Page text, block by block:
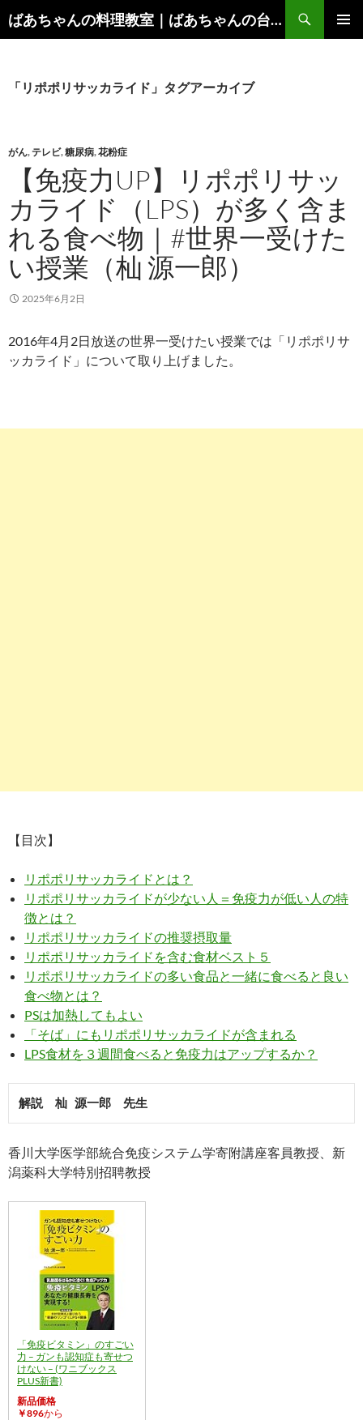
ン
キ
ばあちゃんの料理教室｜ばあちゃんの台所から学ぶ、食と健康の知恵
索
「リポポリサッカライド」タグアーカイブ
がん,テレビ,糖尿病,花粉症
【免疫力UP】リポポリサッ
カライド（LPS）が多く含ま
れる食べ物｜#世界一受けた
い授業（杣 源一郎）
2025年6月2日
2016年4月2日放送の世界一受けたい授業では「リポポリサ
ッカライド」について取り上げました。
【目次】
リポポリサッカライドとは？
リポポリサッカライドが少ない人＝免疫力が低い人の特
徴とは？
リポポリサッカライドの推奨摂取量
リポポリサッカライドを含む食材ベスト５
リポポリサッカライドの多い食品と一緒に食べると良い
食べ物とは？
PSは加熱してもよい
「そば」にもリポポリサッカライドが含まれる
LPS食材を３週間食べると免疫力はアップするか？
解説　杣 源一郎　先生
香川大学医学部統合免疫システム学寄附講座客員教授、新
潟薬科大学特別招聘教授
「免疫ビタミン」のすごい
力 – ガンも認知症も寄せつ
けない – (ワニブックス
PLUS新書)
新品価格
￥896から